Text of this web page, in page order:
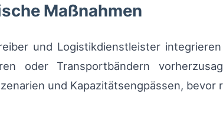
Maßnahmen
und Logistikdienstleister integrieren
oder Transportbändern
und Kapazitätsengpässen, bevor